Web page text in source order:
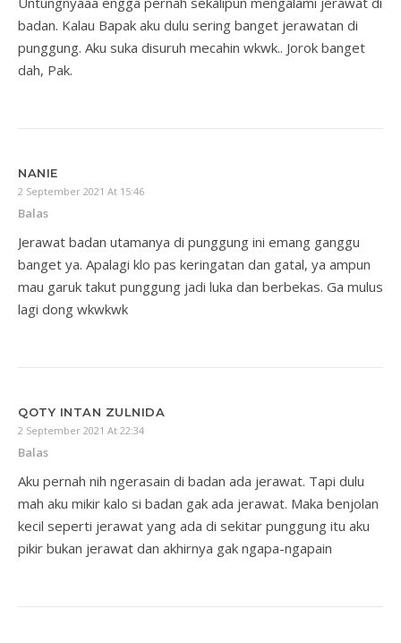
badan. Kalau Bapak aku dulu sering banget jerawatan di
punggung. Aku suka disuruh mecahin wkwk.. Jorok banget
dah, Pak.
NANIE
2 September 2021 At 15:46
Balas
Jerawat badan utamanya di punggung ini emang ganggu
banget ya. Apalagi klo pas keringatan dan gatal, ya ampun
mau garuk takut punggung jadi luka dan berbekas. Ga mulus
lagi dong wkwkwk
QOTY INTAN ZULNIDA
2 September 2021 At 22:34
Balas
Aku pernah nih ngerasain di badan ada jerawat. Tapi dulu
mah aku mikir kalo si badan gak ada jerawat. Maka benjolan
kecil seperti jerawat yang ada di sekitar punggung itu aku
pikir bukan jerawat dan akhirnya gak ngapa-ngapain